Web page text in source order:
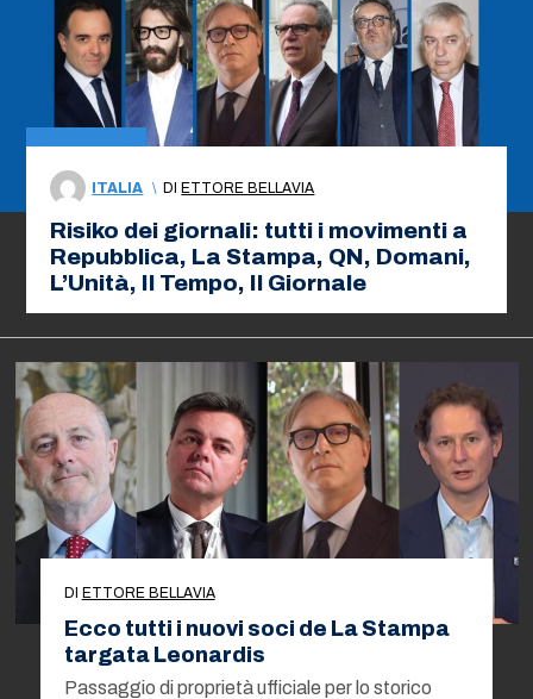
ITALIA \ DI ETTORE BELLAVIA
Risiko dei giornali: tutti i movimenti a
Repubblica, La Stampa, QN, Domani,
L’Unità, Il Tempo, Il Giornale
DI ETTORE BELLAVIA
Ecco tutti i nuovi soci de La Stampa
targata Leonardis
Passaggio di proprietà ufficiale per lo storico